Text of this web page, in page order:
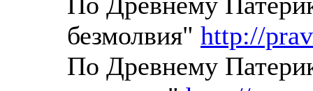
безмолвия" http://
По Древнему